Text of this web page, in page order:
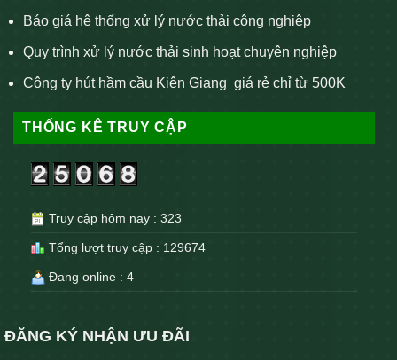
Báo giá hệ thống xử lý nước thải công nghiệp
Quy trình xử lý nước thải sinh hoạt chuyên nghiệp
Công ty hút hầm cầu Kiên Giang giá rẻ chỉ từ 500K
THỐNG KÊ TRUY CẬP
Truy cập hôm nay : 323
Tổng lượt truy cập : 129674
Đang online : 4
ĐĂNG KÝ NHẬN ƯU ĐÃI